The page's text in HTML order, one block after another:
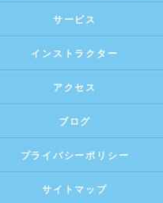
サービス
インストラクター
アクセス
ブログ
プライバシーポリシー
サイトマップ